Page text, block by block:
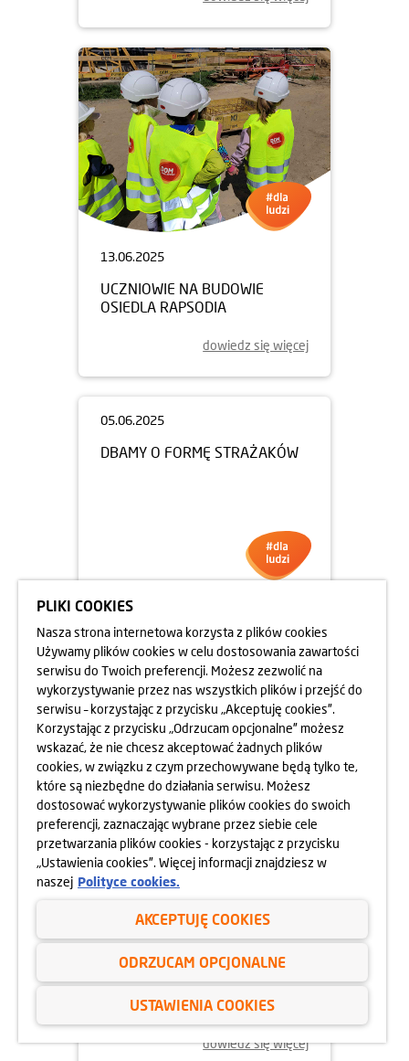
13.06.2025
UCZNIOWIE NA BUDOWIE
OSIEDLA RAPSODIA
dowiedz się więcej
05.06.2025
DBAMY O FORMĘ STRAŻAKÓW
dowiedz się więcej
02.06.2025
ODYSEJA UMYSŁU 2025
dowiedz się więcej
PLIKI COOKIES
Nasza strona internetowa korzysta z plików cookies
Używamy plików cookies w celu dostosowania zawartości
serwisu do Twoich preferencji. Możesz zezwolić na
wykorzystywanie przez nas wszystkich plików i przejść do
serwisu – korzystając z przycisku „Akceptuję cookies”.
Korzystając z przycisku „Odrzucam opcjonalne” możesz
wskazać, że nie chcesz akceptować żadnych plików
cookies, w związku z czym przechowywane będą tylko te,
które są niezbędne do działania serwisu. Możesz
dostosować wykorzystywanie plików cookies do swoich
preferencji, zaznaczając wybrane przez siebie cele
przetwarzania plików cookies - korzystając z przycisku
„Ustawienia cookies”. Więcej informacji znajdziesz w
naszej Polityce cookies.
AKCEPTUJĘ COOKIES
ODRZUCAM OPCJONALNE
USTAWIENIA COOKIES